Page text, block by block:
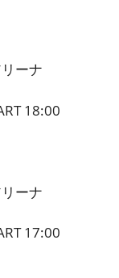
ーナ
18:00
ーナ
17:00